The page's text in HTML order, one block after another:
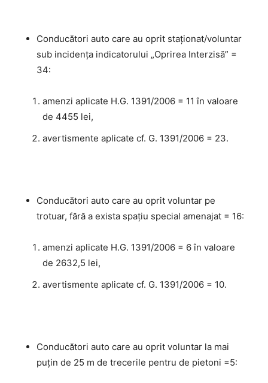
Conducători auto care au oprit staționat/voluntar
sub incidenţa indicatorului „Oprirea Interzisă” =
34:
amenzi aplicate H.G. 1391/2006 = 11 în valoare
de 4455 lei,
avertismente aplicate cf. G. 1391/2006 = 23.
Conducători auto care au oprit voluntar pe
trotuar, fără a exista spaţiu special amenajat = 16:
amenzi aplicate H.G. 1391/2006 = 6 în valoare
de 2632,5 lei,
avertismente aplicate cf. G. 1391/2006 = 10.
Conducători auto care au oprit voluntar la mai
puţin de 25 m de trecerile pentru de pietoni =5: